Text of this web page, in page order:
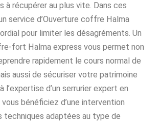
à récupérer au plus vite. Dans ces
service d’Ouverture coffre Halma
pour limiter les désagréments. Un
fort Halma express vous permet non
rapidement le cours normal de
aussi de sécuriser votre patrimoine
l’expertise d’un serrurier expert en
bénéficiez d’une intervention
techniques adaptées au type de